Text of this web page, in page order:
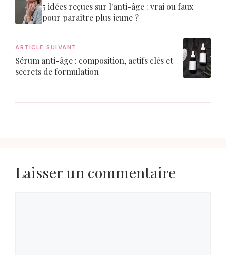
5 idées reçues sur l'anti-âge : vrai ou faux
pour paraître plus jeune ?
ARTICLE SUIVANT
Sérum anti-âge : composition, actifs clés et
secrets de formulation
Laisser un commentaire